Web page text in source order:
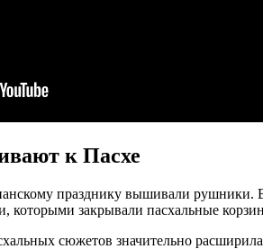
к Пасхе
празднику вышивали
которыми закрывали пасхальные
сюжетов значительно